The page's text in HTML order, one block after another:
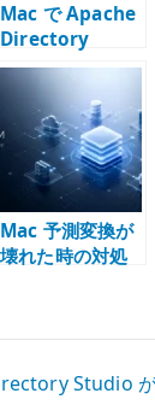
Mac で Apache
Directory
Studio が起動し
ない時の確認点 –
Apple Silicon、
Java、LDAP /
LDAPS
Mac 予測変換が
壊れた時の対処
Studio